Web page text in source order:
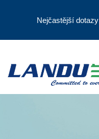
Nejčastější dotazy